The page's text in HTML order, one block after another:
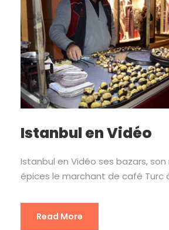
Istanbul en Vidéo
Istanbul en Vidéo ses bazars,
épices le marchant de café Turc
Read More